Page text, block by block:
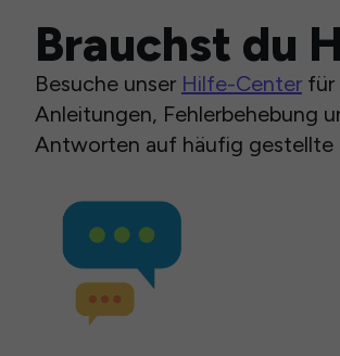
Brauchst du
Besuche unser Hilfe-Center für
Anleitungen, Fehlerbehebung
Antworten auf häufig gestellte